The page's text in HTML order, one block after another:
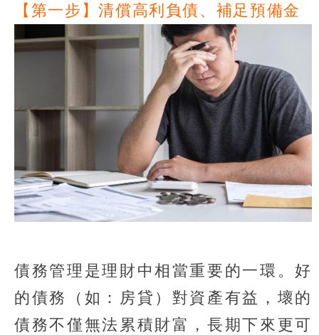
【第一步】清償高利負債、補足預備金
債務管理是理財中相當重要的一環。好
的債務（如：房貸）對資產有益，壞的
債務不僅無法累積財富，長期下來更可